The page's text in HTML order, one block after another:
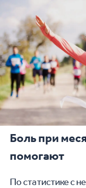
Боль при
помогают
По статистике с